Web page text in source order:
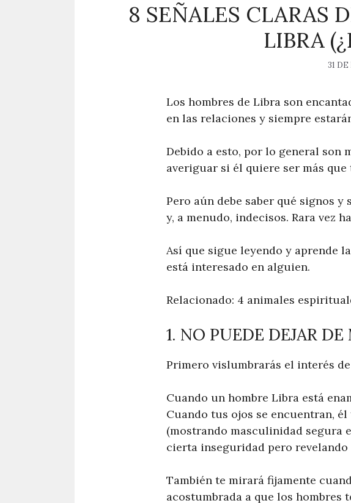
8 SEÑALES CLARAS
LIBRA
31
Los hombres de Libra son
en las relaciones y siempre
Debido a esto, por lo general son
averiguar si él quiere ser más que
Pero aún debe saber qué signos
y, a menudo, indecisos. Rara vez
Así que sigue leyendo y aprende
está interesado en alguien.
Relacionado: 4 animales
1. NO PUEDE DEJAR DE
Primero vislumbrarás el interés
Cuando un hombre Libra está
Cuando tus ojos se encuentran,
(mostrando masculinidad segura
cierta inseguridad pero revelando
También te mirará fijamente
acostumbrada a que los hombres